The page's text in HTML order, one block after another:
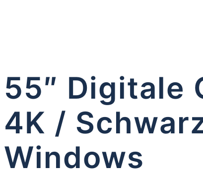
55″ Digitale
4K /
Windows